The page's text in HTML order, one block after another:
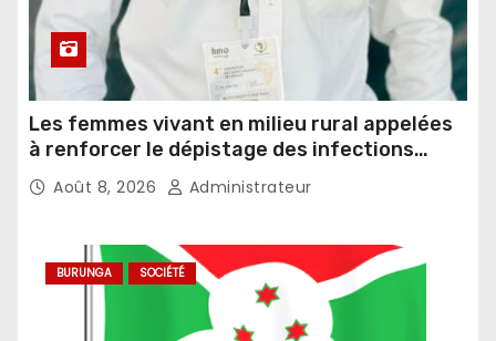
Les femmes vivant en milieu rural appelées
à renforcer le dépistage des infections
sexuellement transmissibles
Août 8, 2026 Administrateur
BURUNGA SOCIÉTÉ